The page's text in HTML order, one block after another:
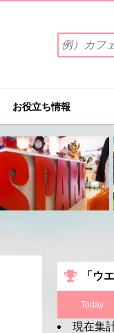
索
ワ
を
入
力
(例）
カ
フ
ェ
イ
ー
お役立ち情報
「ウ
Today
現在集